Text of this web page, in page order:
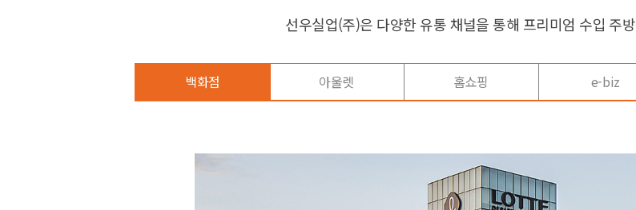
선우실업(주)은 다양한 유통 채널을 통해 프리미엄 수입 주
백화점 아울렛 홈쇼핑 e-biz